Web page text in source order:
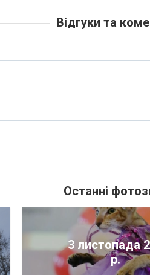
Відгуки та
Останні
3 листопада
р.